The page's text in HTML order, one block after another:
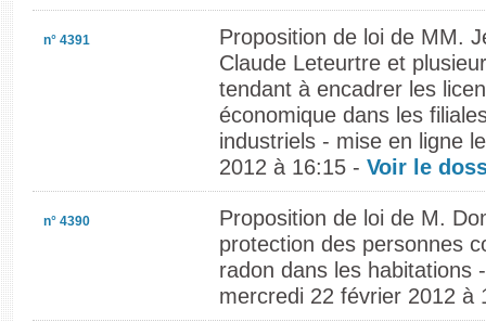
n° 4391
Proposition de loi de MM.
Claude Leteurtre et
tendant à encadrer les
économique dans les
industriels - mise en ligne
2012 à 16:15 - Voir le
n° 4390
Proposition de loi de M.
protection des personnes
radon dans les habitations
mercredi 22 février 2012 à